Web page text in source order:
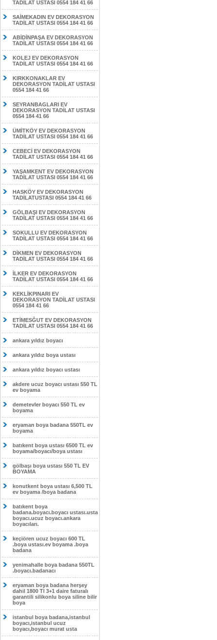
TADİLAT USTASI 0554 184 41 66
SAİMEKADIN EV DEKORASYON
TADİLAT USTASI 0554 184 41 66
ABİDİNPAŞA EV DEKORASYON
TADİLAT USTASI 0554 184 41 66
KOLEJ EV DEKORASYON
TADİLAT USTASI 0554 184 41 66
KIRKKONAKLAR EV
DEKORASYON TADİLAT USTASI
0554 184 41 66
SEYRANBAGLARI EV
DEKORASYON TADİLAT USTASI
0554 184 41 66
ÜMİTKÖY EV DEKORASYON
TADİLAT USTASI 0554 184 41 66
CEBECİ EV DEKORASYON
TADİLAT USTASI 0554 184 41 66
YAŞAMKENT EV DEKORASYON
TADİLAT USTASI 0554 184 41 66
HASKÖY EV DEKORASYON
TADİLATUSTASI 0554 184 41 66
GÖLBAŞI EV DEKORASYON
TADİLAT USTASI 0554 184 41 66
SOKULLU EV DEKORASYON
TADİLAT USTASI 0554 184 41 66
DİKMEN EV DEKORASYON
TADİLAT USTASI 0554 184 41 66
İLKER EV DEKORASYON
TADİLAT USTASI 0554 184 41 66
KEKLİKPINARI EV
DEKORASYON TADİLAT USTASI
0554 184 41 66
ETİMESĞUT EV DEKORASYON
TADİLAT USTASI 0554 184 41 66
ankara yıldız boyacı
ankara yıldız boya ustası
ankara yıldız boyacı ustası
akdere ucuz boyacı ustası 550 TL
ev boyama
demetevler boyacı 550 TL ev
boyama
eryaman boya badana 550TL ev
boyama
batıkent boya ustası 6500 TL ev
boyama/boyacı/boya ustası
gölbaşı boya ustası 550 TL EV
BOYAMA
konutkent boya ustası 6,500 TL
ev boyama /boya badana
batıkent boya
badana.boyacı.boyacı ustası.usta
boyacı.ucuz boyacı.ankara
boyacıları.
keçiören ucuz boyacı 600 TL
.boya ustası.ev boyama .boya
badana
yenimahalle boya badana 550TL
.boyacı.badanacı
eryaman boya badana herşey
dahil 1800 Tl 3+1 daire faturalı
garantili silikonlu boya siline bilir
boya
istanbul boya badana,istanbul
boyacı,istanbul ucuz
boyacı,boyacı murat usta